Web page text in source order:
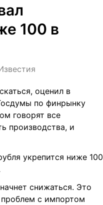
100 в
оценил в
по финрынку
говорят все
производства, и
укрепится ниже 100
снижаться. Это
проблем с импортом